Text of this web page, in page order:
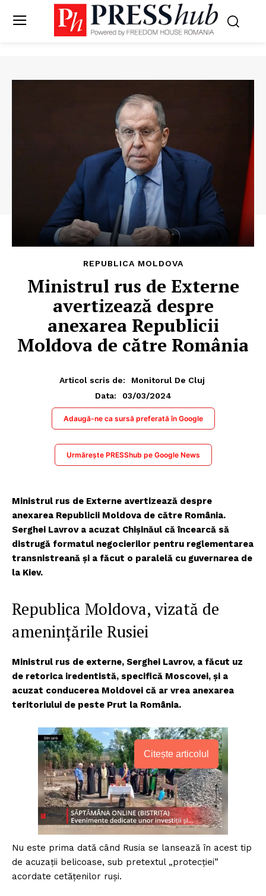
REPUBLICA MOLDOVA
Ministrul rus de Externe
avertizează despre
anexarea Republicii
Moldova de către România
Articol scris de:
Monitorul De Cluj
Data:
03/03/2024
Adaugă-ne ca sursă preferată în Google
Urmărește PRESShub pe Google News
Ministrul rus de Externe avertizează despre
anexarea Republicii Moldova de către România.
Serghei Lavrov a acuzat Chișinăul că încearcă să
distrugă formatul negocierilor pentru reglementarea
transnistreană şi a făcut o paralelă cu guvernarea de
la Kiev.
Republica Moldova, vizată de
amenințările Rusiei
Ministrul rus de externe, Serghei Lavrov, a făcut uz
de retorica iredentistă, specifică Moscovei, și a
acuzat conducerea Moldovei că ar vrea anexarea
teritoriului de peste Prut la România.
Citește articolul
Nu este prima dată când Rusia se lansează în acest tip
de acuzații belicoase, sub pretextul „protecției”
acordate cetățenilor ruși.